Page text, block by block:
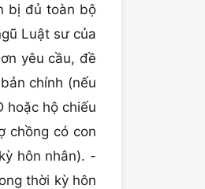
bị đủ toàn bộ
Luật sư của
yêu cầu, đề
chính (nếu
hoặc hộ chiếu
chồng có con
hôn nhân). -
thời kỳ hôn